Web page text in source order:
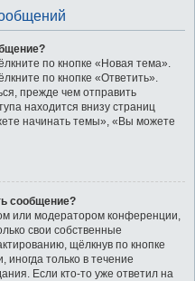
по кнопке «Новая тема».
по кнопке «Ответить».
прежде чем отправить
находится внизу страниц
начинать темы», «Вы можете
сообщение?
или модератором конференции,
свои собственные
щёлкнув по кнопке
только в течение
Если кто-то уже ответил на